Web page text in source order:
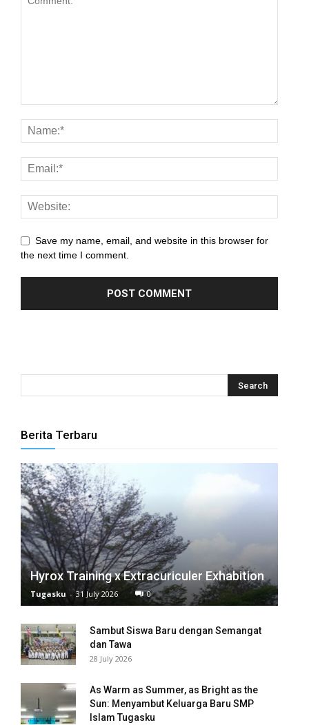
Save my name, email, and website in this browser for
the next time I comment.
Berita Terbaru
Hyrox Training x Extracuriculer Exhabition
Tugasku - 31 July 2026 0
Sambut Siswa Baru dengan Semangat
dan Tawa
28 July 2026
As Warm as Summer, as Bright as the
Sun: Menyambut Keluarga Baru SMP
Islam Tugasku